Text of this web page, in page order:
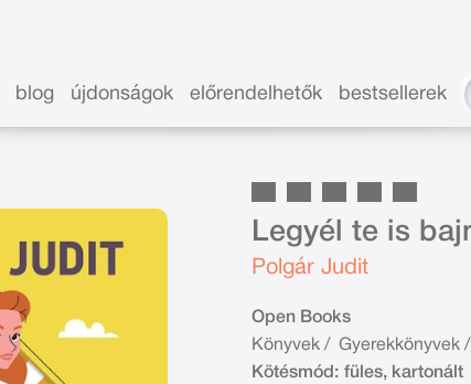
blog újdonságok előrendelhetők bestsellerek
Legyél te is
Polgár Judit
Open Books
Könyvek / Gyerekkönyvek /
Kötésmód: füles, kartonált